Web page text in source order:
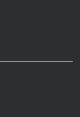
внешний вид